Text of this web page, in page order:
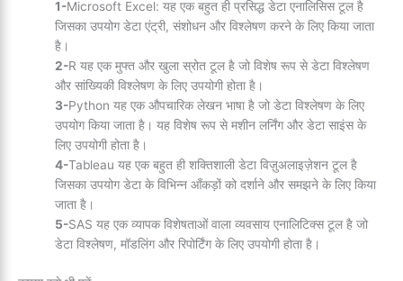
1-Microsoft Excel: यह एक बहुत ही प्रसिद्ध डेटा एनालिसिस टूल है
जिसका उपयोग डेटा एंट्री, संशोधन और विश्लेषण करने के लिए किया जाता
है।
2-R यह एक मुफ्त और खुला स्रोत टूल है जो विशेष रूप से डेटा विश्लेषण
और सांख्यिकी विश्लेषण के लिए उपयोगी होता है।
3-Python यह एक औपचारिक लेखन भाषा है जो डेटा विश्लेषण के लिए
उपयोग किया जाता है। यह विशेष रूप से मशीन लर्निंग और डेटा साइंस के
लिए उपयोगी होता है।
4-Tableau यह एक बहुत ही शक्तिशाली डेटा विज़ुअलाइज़ेशन टूल है
जिसका उपयोग डेटा के विभिन्न आँकड़ों को दर्शाने और समझने के लिए किया
जाता है।
5-SAS यह एक व्यापक विशेषताओं वाला व्यवसाय एनालिटिक्स टूल है जो
डेटा विश्लेषण, मॉडलिंग और रिपोर्टिंग के लिए उपयोगी होता है।